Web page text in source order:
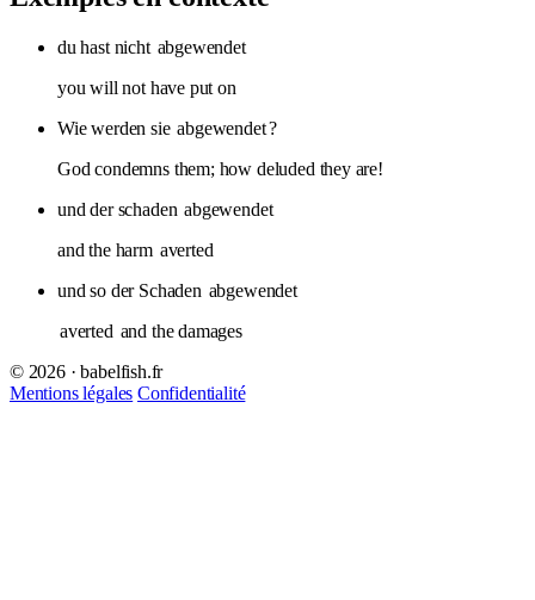
du hast nicht abgewendet
you will not have put on
Wie werden sie abgewendet?
God condemns them; how deluded they are!
und der schaden abgewendet
and the harm averted
und so der Schaden abgewendet
averted and the damages
© 2026 · babelfish.fr
Mentions légales Confidentialité